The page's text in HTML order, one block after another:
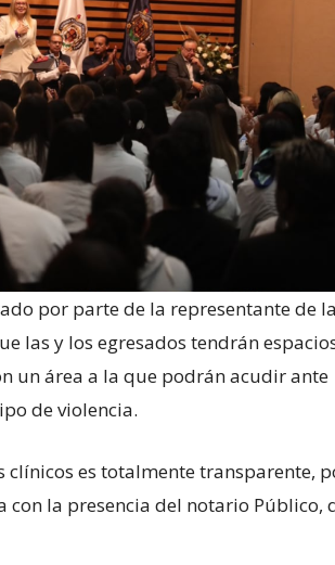
por parte de la representante de la
las y los egresados tendrán
un área a la que podrán acudir ante
de violencia.
es totalmente transparente,
con la presencia del notario Público,